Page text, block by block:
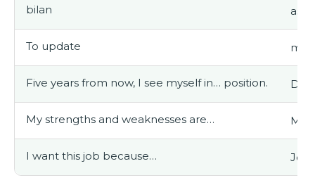
bilan
To update
Five years from now, I see myself in… position.
My strengths and weaknesses are…
I want this job because… Je